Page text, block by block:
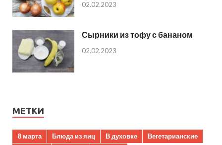
02.02.2023
Сырники из тофу с бананом
02.02.2023
МЕТКИ
8 марта Блюда из яиц В духовке
Вегетарианские